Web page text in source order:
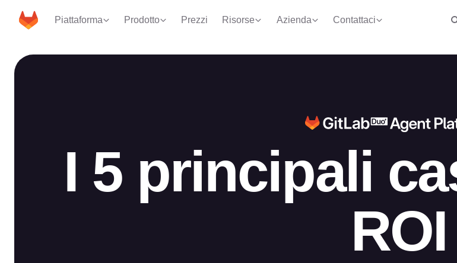
Piattaforma Prodotto Prezzi Risorse Azienda Contattaci
I 5 principali
ROI